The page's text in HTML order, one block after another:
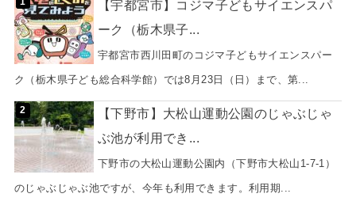
【宇都宮市】コジマ子どもサイエンスパ
ーク（栃木県子...
宇都宮市西川田町のコジマ子どもサイエンスパー
ク（栃木県子ども総合科学館）では8月23日（日）まで、第...
【下野市】大松山運動公園のじゃぶじゃ
ぶ池が利用でき...
下野市の大松山運動公園内（下野市大松山1-7-1）
のじゃぶじゃぶ池ですが、今年も利用できます。利用期...